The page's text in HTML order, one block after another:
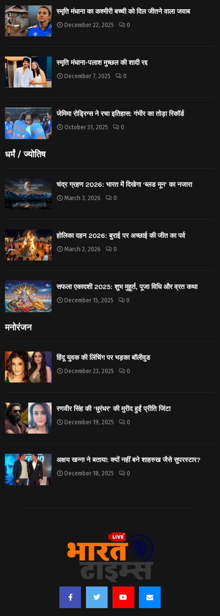
स्मृति मंधाना का कश्मीरी बच्ची को दिल जीतने वाला जवाब
December 22, 2025 0
स्मृति मंधाना-पलाश मुच्छल की शादी रद्द
December 7, 2025 0
जेमिमा रोड्रिग्स ने रचा इतिहास: गंभीर का तोड़ा रिकॉर्ड
October 31, 2025 0
धर्मं / ज्योतिष
चंद्र ग्रहण 2026: भारत में दिखेगा ‘ब्लड मून’ का नजारा
March 3, 2026 0
होलिका दहन 2026: बुराई पर अच्छाई की जीत का पर्व
March 2, 2026 0
सफला एकादशी 2025: शुभ मुहूर्त, पूजा विधि और व्रत कथा
December 15, 2025 0
मनोरंजन
हिंदू युवक की लिंचिंग पर भड़का बॉलीवुड
December 23, 2025 0
रणवीर सिंह की ‘धुरंधर’ की मुरीद हुईं प्रीति जिंटा
December 19, 2025 0
अक्षय खन्ना ने बताया: क्यों नहीं बने शाहरुख जैसे सुपरस्टार?
December 18, 2025 0